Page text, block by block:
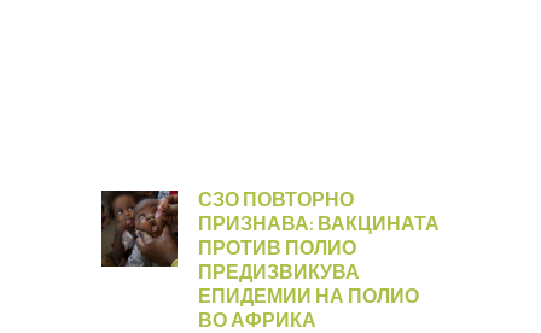
СЗО ПОВТОРНО
ПРИЗНАВА: ВАКЦИНАТА
ПРОТИВ ПОЛИО
ПРЕДИЗВИКУВА
ЕПИДЕМИИ НА ПОЛИО
ВО АФРИКА